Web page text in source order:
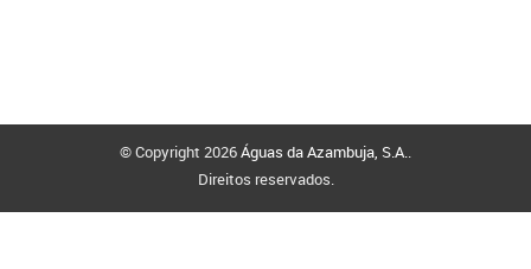
© Copyright 2026Águas da Azambuja, S.A..
Direitos reservados.